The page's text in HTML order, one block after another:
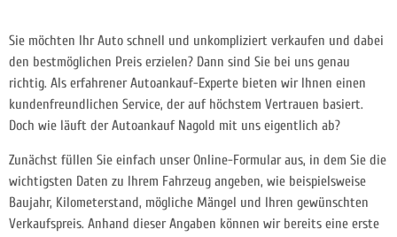
Sie möchten Ihr Auto schnell und unkompliziert verkaufen und dabei
den bestmöglichen Preis erzielen? Dann sind Sie bei uns genau
richtig. Als erfahrener Autoankauf-Experte bieten wir Ihnen einen
kundenfreundlichen Service, der auf höchstem Vertrauen basiert.
Doch wie läuft der Autoankauf Nagold mit uns eigentlich ab?
Zunächst füllen Sie einfach unser Online-Formular aus, in dem Sie die
wichtigsten Daten zu Ihrem Fahrzeug angeben, wie beispielsweise
Baujahr, Kilometerstand, mögliche Mängel und Ihren gewünschten
Verkaufspreis. Anhand dieser Angaben können wir bereits eine erste